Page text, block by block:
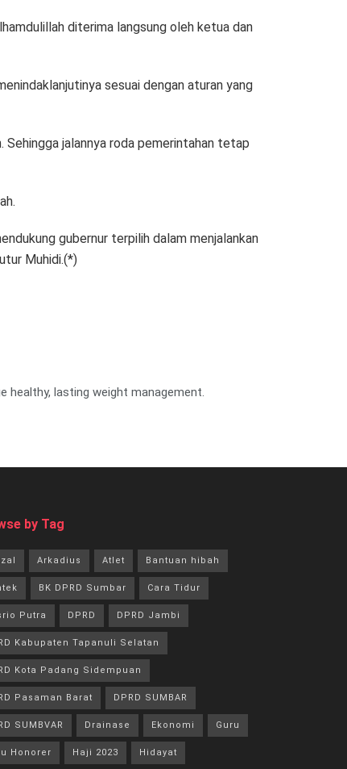
diterima langsung oleh ketua dan
sesuai dengan aturan yang
jalannya roda pemerintahan tetap
gubernur terpilih dalam menjalankan
Muhidi.(*)
healthy, lasting weight management.
by Tag
Arkadius Atlet Bantuan hibah
BK DPRD Sumbar Cara Tidur
Putra DPRD DPRD Jambi
Kabupaten Tapanuli Selatan
Kota Padang Sidempuan
Pasaman Barat DPRD SUMBAR
SUMBVAR Drainase Ekonomi Guru
Honorer Haji 2023 Hidayat